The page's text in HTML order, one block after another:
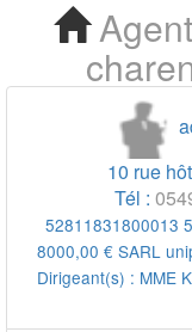
10 rue
Tél :
52811831800013
8000,00 € SARL
Dirigeant(s) : MME